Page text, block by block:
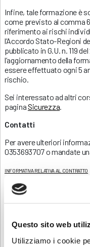
Questo sito web
Utilizziamo i cookie
Infine, tale formazione è
come previsto al comma 6
riferimento ai rischi
l’Accordo Stato-Regioni
pubblicato in G.U. n. 119
l’aggiornamento della
essere effettuato ogni 5
rischio.
Sei interessato ad altri
paginaSicurezza
Contatti
Per avere ulteriori
0353693707 o mandate
INFORMATIVA RELATIVA AL CONTRATTO